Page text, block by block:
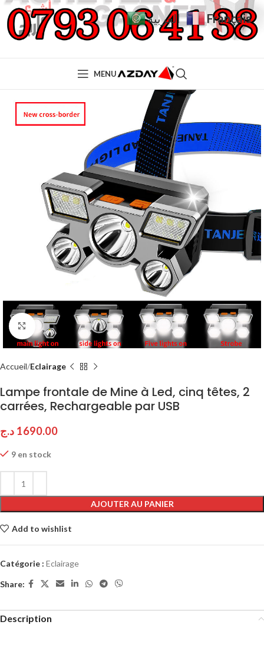
MENU
Click to enlarge
Accueil Eclairage
Lampe frontale de Mine à Led, cinq têtes, 2
carrées, Rechargeable par USB
1690.00 د.ج
9 en stock
AJOUTER AU PANIER
Add to wishlist
Catégorie : Eclairage
Share:
Description
العربية Français